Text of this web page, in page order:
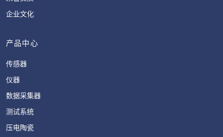
企业文化
产品中心
传感器
仪器
数据采集器
测试系统
压电陶瓷